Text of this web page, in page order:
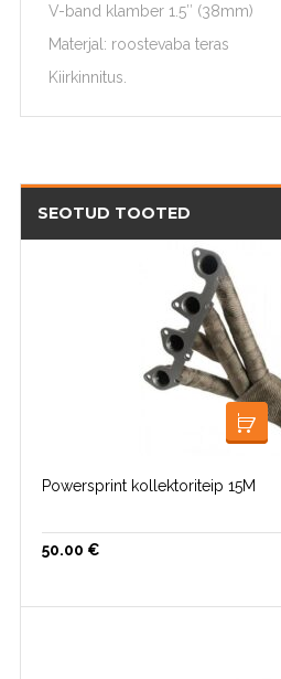
V-band klamber 1.5″ (38mm)
Materjal: roostevaba teras
Kiirkinnitus.
SEOTUD TOOTED
Powersprint kollektoriteip 15M
50.00 €